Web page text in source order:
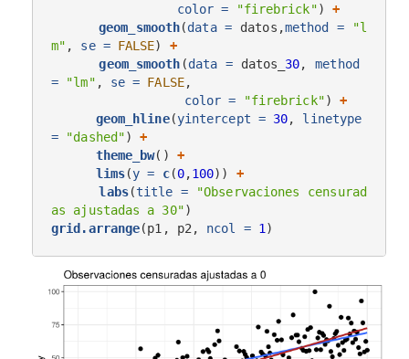
color =
"firebrick") +
geom_smooth(data = datos,method =
"l
m" , se = FALSE) +
geom_smooth (data = datos_ 30, method
=
"lm" , se = FALSE,
color =
"firebrick") +
geom_hline(yintercept = 30, linetype
=
"dashed") +
theme_bw() +
lims(y = c(0,100)) +
labs(title =
"Observaciones censurad
as ajustadas a 30"
grid.arrange(p1, p2, ncol = 1 )